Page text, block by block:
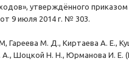
утверждённого
9 июля 2014 г. № 303.
Гареева М. Д., Киртаева А. Е.,
Шоцкой Н. Н., Юрманова И. Е.